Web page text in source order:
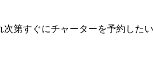
第すぐにチャーターを予約した